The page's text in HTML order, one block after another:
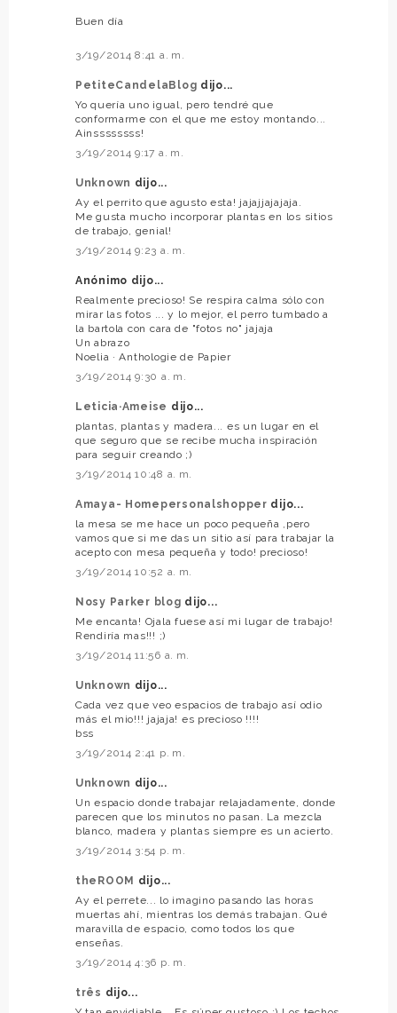
Buen día
3/19/2014 8:41 a. m.
PetiteCandelaBlog dijo...
Yo quería uno igual, pero tendré que
conformarme con el que me estoy montando...
Ainssssssss!
3/19/2014 9:17 a. m.
Unknown dijo...
Ay el perrito que agusto esta! jajajjajajaja.
Me gusta mucho incorporar plantas en los sitios
de trabajo, genial!
3/19/2014 9:23 a. m.
Anónimo dijo...
Realmente precioso! Se respira calma sólo con
mirar las fotos ... y lo mejor, el perro tumbado a
la bartola con cara de "fotos no" jajaja
Un abrazo
Noelia · Anthologie de Papier
3/19/2014 9:30 a. m.
Leticia·Ameise dijo...
plantas, plantas y madera... es un lugar en el
que seguro que se recibe mucha inspiración
para seguir creando ;)
3/19/2014 10:48 a. m.
Amaya- Homepersonalshopper dijo...
la mesa se me hace un poco pequeña ,pero
vamos que si me das un sitio así para trabajar la
acepto con mesa pequeña y todo! precioso!
3/19/2014 10:52 a. m.
Nosy Parker blog dijo...
Me encanta! Ojala fuese así mi lugar de trabajo!
Rendiría mas!!! ;)
3/19/2014 11:56 a. m.
Unknown dijo...
Cada vez que veo espacios de trabajo así odio
más el mio!!! jajaja! es precioso !!!!
bss
3/19/2014 2:41 p. m.
Unknown dijo...
Un espacio donde trabajar relajadamente, donde
parecen que los minutos no pasan. La mezcla
blanco, madera y plantas siempre es un acierto.
3/19/2014 3:54 p. m.
theROOM dijo...
Ay el perrete... lo imagino pasando las horas
muertas ahí, mientras los demás trabajan. Qué
maravilla de espacio, como todos los que
enseñas.
3/19/2014 4:36 p. m.
três dijo...